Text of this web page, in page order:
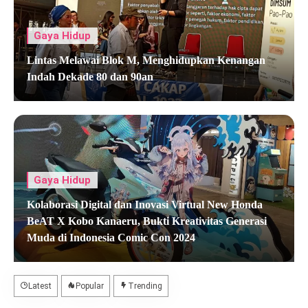
Green, dan Pertamax Turbo Kompak
Turun per Awal Agustus 2026
7 Manfaat Berenang untuk Kesehatan,
Bantu Jaga Jantung hingga Tingkatkan
Kualitas Tidur
Baby Udon Siap Tayang, Angkat Kisah
Nyata Perjuangan Program Bayi Tabung
yang Menginspirasi
DFSK Gelora E Raih Penghargaan
Pelopor Kendaraan Listrik Komersial
Indonesia
Gaya Hidup
Lintas Melawai Blok M, Menghidupkan Kenangan
Indah Dekade 80 dan 90an
Gaya Hidup
Kolaborasi Digital dan Inovasi Virtual New Honda
BeAT X Kobo Kanaeru, Bukti Kreativitas Generasi
Muda di Indonesia Comic Con 2024
Latest Popular Trending